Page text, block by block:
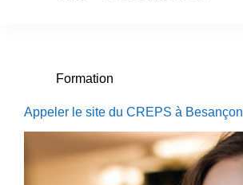
Formation
Appeler le site du CREPS à Besançon